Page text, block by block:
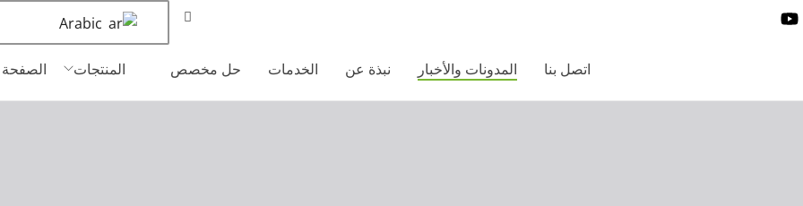
الصفحة المنتجات حل مخصص الخدمات نبذة عن المدونات والأخبار اتصل بنا